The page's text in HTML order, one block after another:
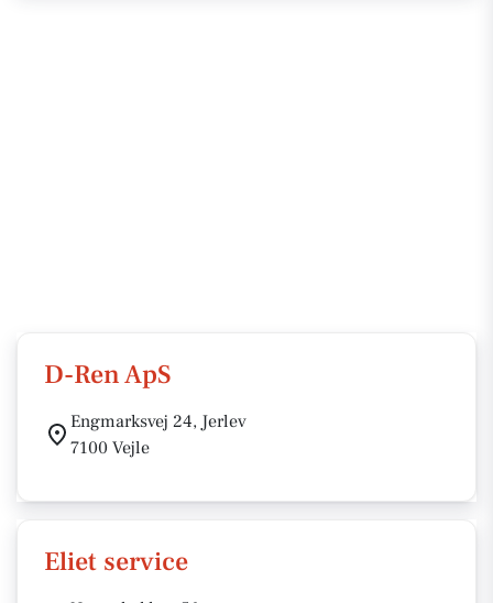
D-Ren ApS
Engmarksvej 24, Jerlev
7100 Vejle
Eliet service